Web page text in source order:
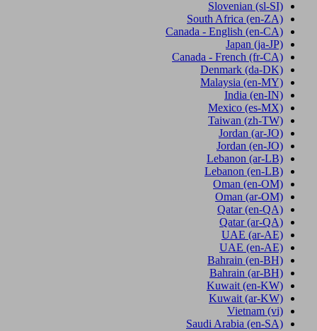
Slovenian (sl-SI)
South Africa (en-ZA)
Canada - English (en-CA)
Japan (ja-JP)
Canada - French (fr-CA)
Denmark (da-DK)
Malaysia (en-MY)
India (en-IN)
Mexico (es-MX)
Taiwan (zh-TW)
Jordan (ar-JO)
Jordan (en-JO)
Lebanon (ar-LB)
Lebanon (en-LB)
Oman (en-OM)
Oman (ar-OM)
Qatar (en-QA)
Qatar (ar-QA)
UAE (ar-AE)
UAE (en-AE)
Bahrain (en-BH)
Bahrain (ar-BH)
Kuwait (en-KW)
Kuwait (ar-KW)
Vietnam (vi)
Saudi Arabia (en-SA)